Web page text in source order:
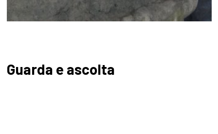
Guarda e ascolta